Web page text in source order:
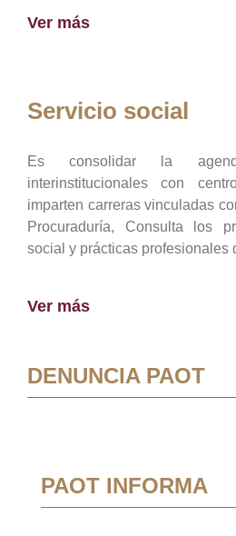
Ver más
Servicio social
Es consolidar la
interinstitucionales con
imparten carreras vinculadas
Procuraduría, Consulta los
social y prácticas profesionales
Ver más
DENUNCIA PAOT
PAOT INFORMA